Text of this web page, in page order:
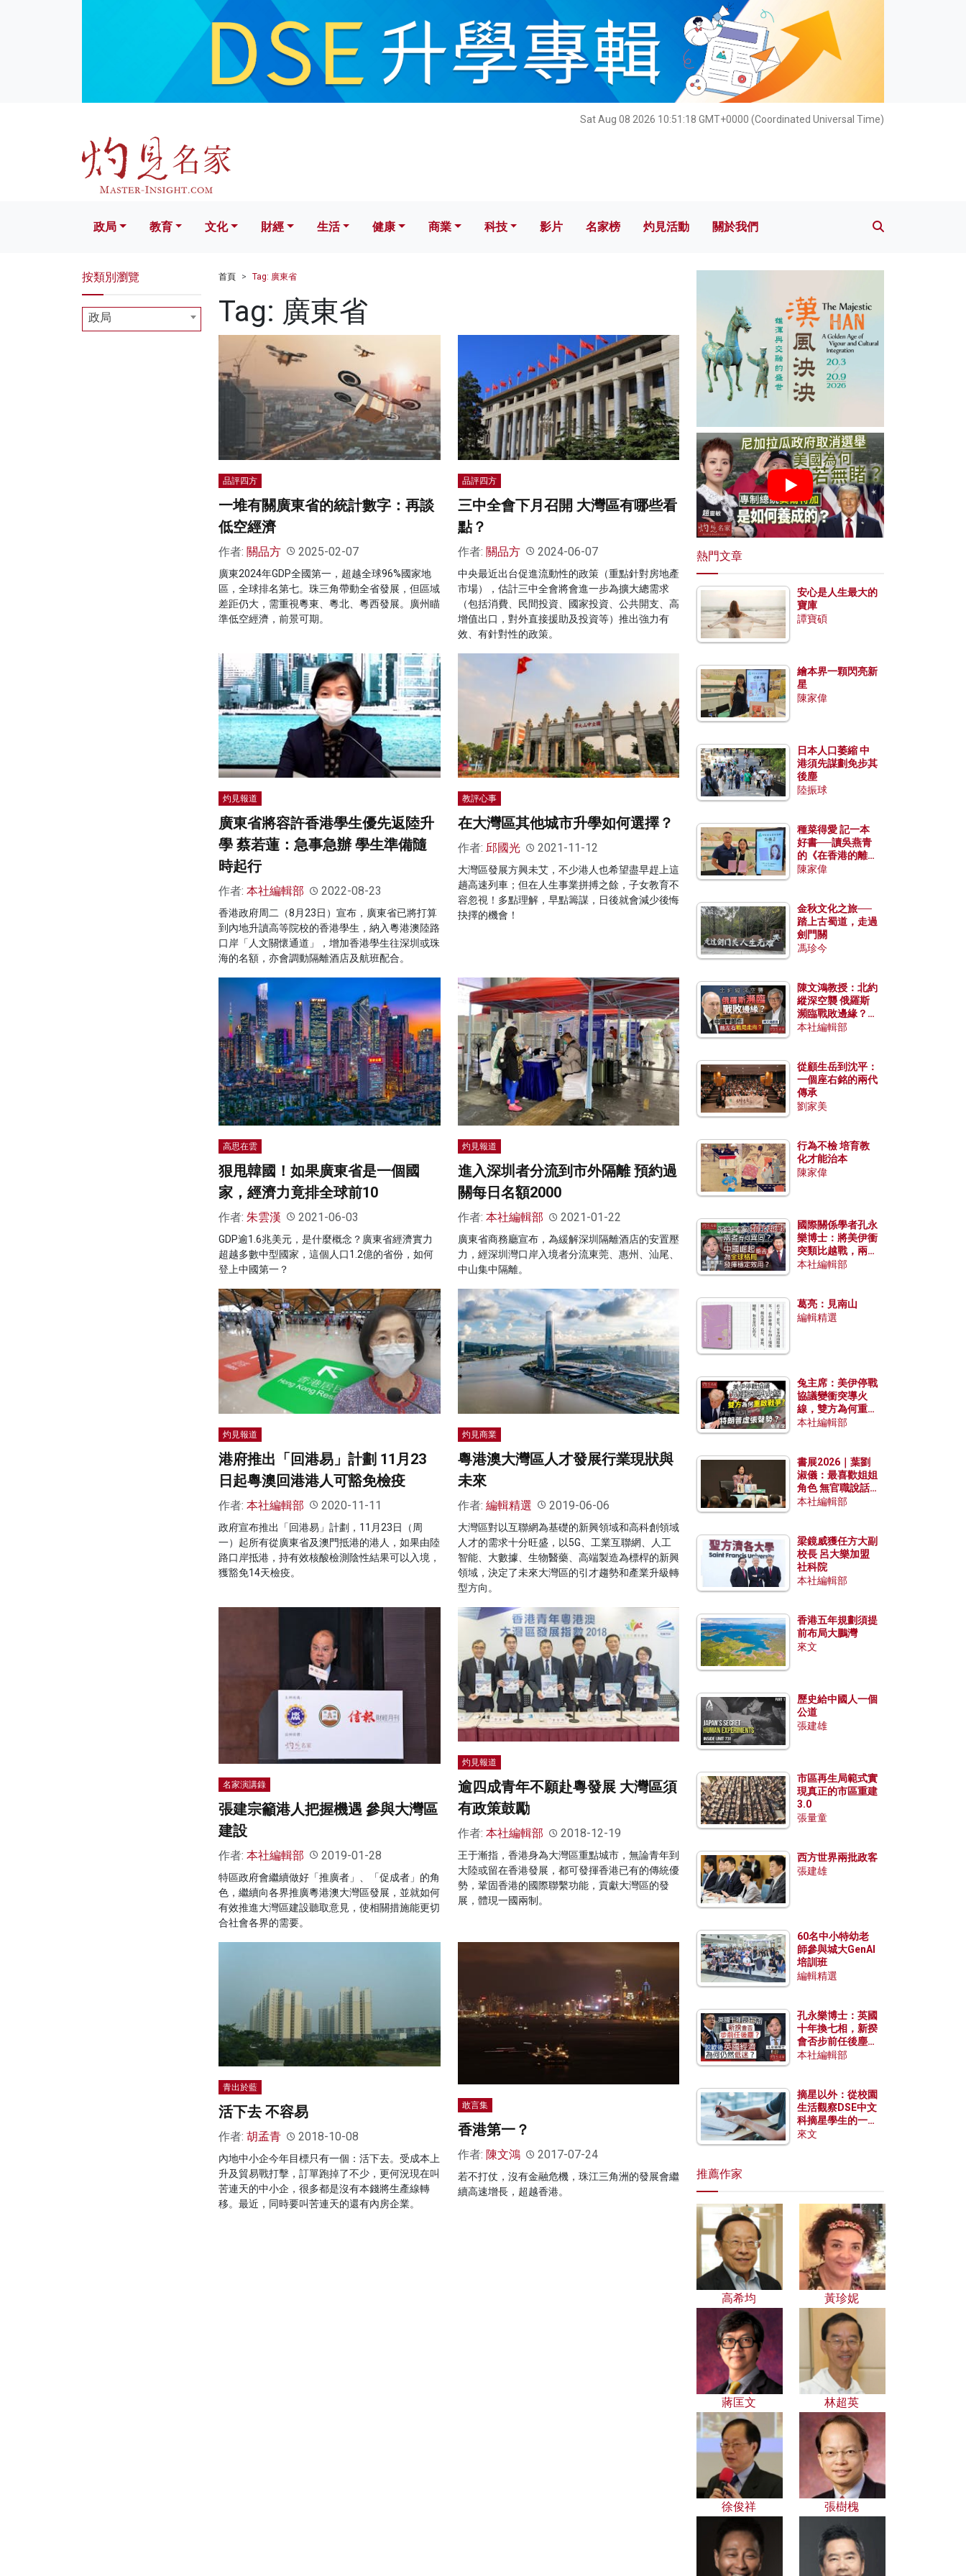
Sat Aug 08 2026 10:51:19 GMT+0000 (Coordinated Universal Time)
文化 財經 生活 健康 科技 影片 名家榜 灼見活動 關於我們
政局 教育 文化 財經 生活 健康 商業 科技 影片 名家榜 灼見活動 關於我們
首頁 Tag: 廣東省
Tag: 廣東省
品評四方
一堆有關廣東省的統計數字：再談
低空經濟
作者: 關品方 2025-02-07
廣東2024年GDP全國第一，超越全球96%國家地
區，全球排名第七。珠三角帶動全省發展，但區域
差距仍大，需重視粵東、粵北、粵西發展。廣州瞄
準低空經濟，前景可期。
品評四方
三中全會下月召開 大灣區有哪些看
點？
作者: 關品方 2024-06-07
中央最近出台促進流動性的政策（重點針對房地產
市場），估計三中全會將會進一步為擴大總需求
（包括消費、民間投資、國家投資、公共開支、高
增值出口，對外直接援助及投資等）推出強力有
效、有針對性的政策。
灼見報道
廣東省將容許香港學生優先返陸升
學 蔡若蓮：急事急辦 學生準備隨
時起行
作者: 本社編輯部 2022-08-23
香港政府周二（8月23日）宣布，廣東省已將打算
到內地升讀高等院校的香港學生，納入粵港澳陸路
口岸「人文關懷通道」，增加香港學生往深圳或珠
海的名額，亦會調動隔離酒店及航班配合。
教評心事
在大灣區其他城市升學如何選擇？
作者: 邱國光 2021-11-12
大灣區發展方興未艾，不少港人也希望盡早趕上這
趟高速列車；但在人生事業拼搏之餘，子女教育不
容忽視！多點理解，早點籌謀，日後就會減少後悔
抉擇的機會！
高思在雲
狠甩韓國！如果廣東省是一個國
家，經濟力竟排全球前10
作者: 朱雲漢 2021-06-03
GDP逾1.6兆美元，是什麼概念？廣東省經濟實力
超越多數中型國家，這個人口1.2億的省份，如何
登上中國第一？
灼見報道
進入深圳者分流到市外隔離 預約過
關每日名額2000
作者: 本社編輯部 2021-01-22
廣東省商務廳宣布，為緩解深圳隔離酒店的安置壓
力，經深圳灣口岸入境者分流東莞、惠州、汕尾、
中山集中隔離。
灼見報道
港府推出「回港易」計劃 11月23
日起粵澳回港港人可豁免檢疫
作者: 本社編輯部 2020-11-11
政府宣布推出「回港易」計劃，11月23日（周
一）起所有從廣東省及澳門抵港的港人，如果由陸
路口岸抵港，持有效核酸檢測陰性結果可以入境，
獲豁免14天檢疫。
灼見商業
粵港澳大灣區人才發展行業現狀與
未來
作者: 編輯精選 2019-06-06
大灣區對以互聯網為基礎的新興領域和高科創領域
人才的需求十分旺盛，以5G、工業互聯網、人工
智能、大數據、生物醫藥、高端製造為標桿的新興
領域，決定了未來大灣區的引才趨勢和產業升級轉
型方向。
名家演講錄
張建宗籲港人把握機遇 參與大灣區
建設
作者: 本社編輯部 2019-01-28
特區政府會繼續做好「推廣者」、「促成者」的角
色，繼續向各界推廣粵港澳大灣區發展，並就如何
有效推進大灣區建設聽取意見，使相關措施能更切
合社會各界的需要。
灼見報道
逾四成青年不願赴粵發展 大灣區須
有政策鼓勵
作者: 本社編輯部 2018-12-19
王于漸指，香港身為大灣區重點城市，無論青年到
大陸或留在香港發展，都可發揮香港已有的傳統優
勢，鞏固香港的國際聯繫功能，貢獻大灣區的發
展，體現一國兩制。
青出於藍
活下去 不容易
作者: 胡孟青 2018-10-08
內地中小企今年目標只有一個：活下去。受成本上
升及貿易戰打擊，訂單跑掉了不少，更何況現在叫
苦連天的中小企，很多都是沒有本錢將生產線轉
移。最近，同時要叫苦連天的還有內房企業。
敢言集
香港第一？
作者: 陳文鴻 2017-07-24
若不打仗，沒有金融危機，珠江三角洲的發展會繼
續高速增長，超越香港。
按類別瀏覽
政局
熱門文章
安心是人生最大的
寶庫
譚寶碩
繪本界一顆閃亮新
星
陳家偉
日本人口萎縮 中
港須先謀劃免步其
後塵
陸振球
種菜得愛 記一本
好書──讀吳燕青
的《在香港的離島
種菜》
陳家偉
金秋文化之旅──
踏上古蜀道，走過
劍門關
馮珍今
陳文鴻教授：北約
縱深空襲 俄羅斯
瀕臨戰敗邊緣？中
國零部件能左右戰
本社編輯部
從顧生岳到沈平：
一個座右銘的兩代
傳承
劉家美
行為不檢 培育教
化才能治本
陳家偉
國際關係學者孔永
樂博士：將美伊衝
突類比越戰，兩者
有何異同？中國崛
本社編輯部
葛亮：見南山
編輯精選
兔主席：美伊停戰
協議變衝突導火
線，雙方為何重啟
戰爭？伊朗一早洞
本社編輯部
書展2026｜葉劉
淑儀：最喜歡姐姐
角色 無官職說話
包袱少
本社編輯部
梁鏡威獲任方大副
校長 呂大樂加盟
社科院
本社編輯部
香港五年規劃須提
前布局大鵬灣
來文
歷史給中國人一個
公道
張建雄
市區再生局範式實
現真正的市區重建
3.0
張量童
西方世界兩批政客
張建雄
60名中小特幼老
師參與城大GenAI
培訓班
編輯精選
孔永樂博士：英國
十年換七相，新揆
會否步前任後塵？
脫歐後英國經濟為
本社編輯部
摘星以外：從校園
生活觀察DSE中文
科摘星學生的一點
特質
來文
推薦作家
高希均 黃珍妮
蔣匡文 林超英
徐俊祥 張樹槐